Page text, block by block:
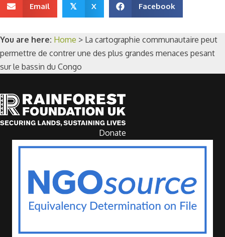
Email 𝕏 X Facebook
You are here: Home > La cartographie communautaire peut
permettre de contrer une des plus grandes menaces pesant
sur le bassin du Congo
Donate